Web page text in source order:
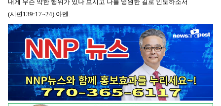
내게 무슨 악한 행위가 있나 보시고 나를 영원한 길로 인도하소서
(시편139:17~24) 아멘.